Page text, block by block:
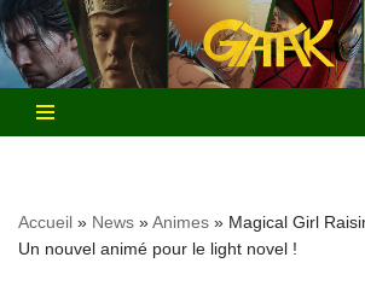
Aller
au
contenu
Accueil » News »Animes » Magical Girl
Un nouvel animé pour le light novel !